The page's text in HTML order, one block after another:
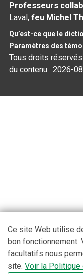
Professeurs
Laval,feu Michel
Qu’est-ce que le
Paramètres des
Tous droits réservés
du contenu :2026-
Ce site Web utilise
bon fonctionnement.
facultatifs nous
site. Voir la